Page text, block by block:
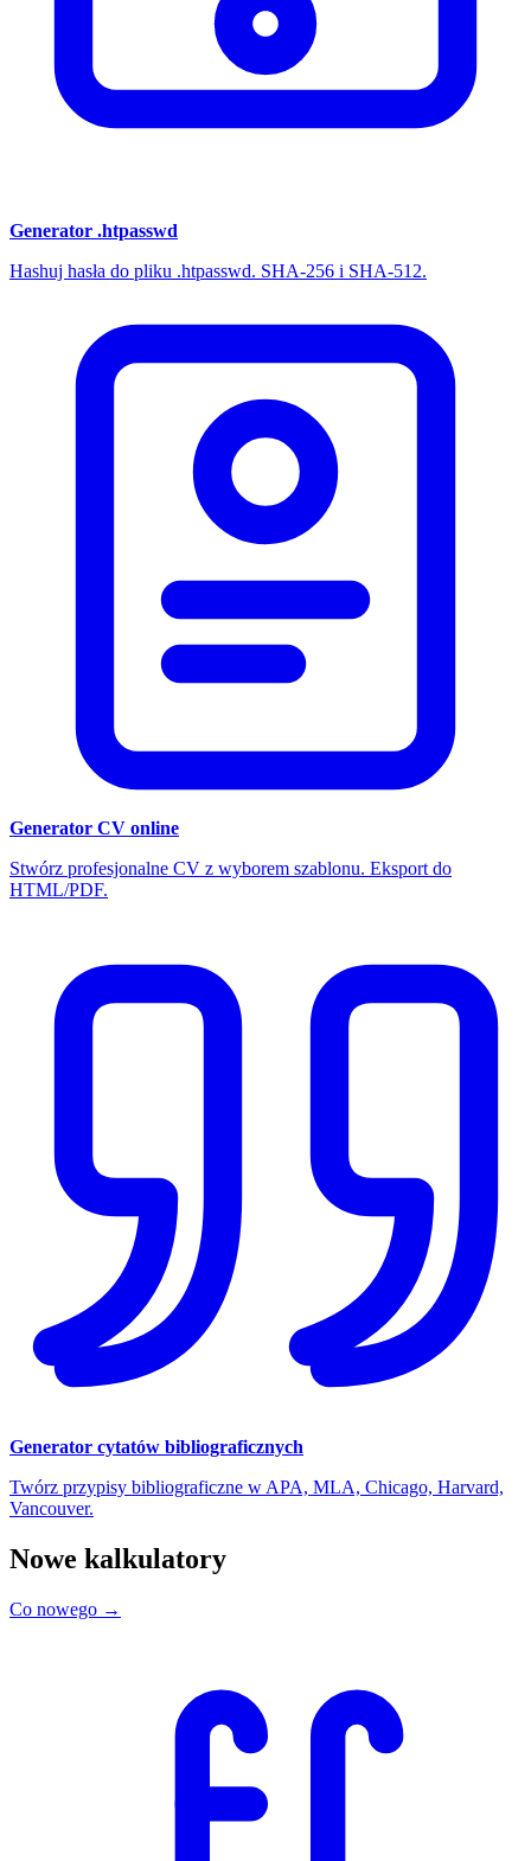
Generator .htpasswd
Hashuj hasła do pliku .htpasswd. SHA-256 i SHA-512.
Generator CV online
Stwórz profesjonalne CV z wyborem szablonu. Eksport do
HTML/PDF.
Generator cytatów bibliograficznych
Twórz przypisy bibliograficzne w APA, MLA, Chicago, Harvard,
Vancouver.
Nowe kalkulatory
Co nowego →